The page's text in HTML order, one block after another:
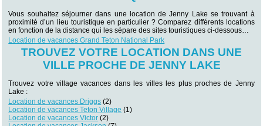
Vous souhaitez séjourner dans une location de Jenny Lake se trouvant à
proximité d’un lieu touristique en particulier ? Comparez différents locations
en fonction de la distance qui les sépare des sites touristiques ci-dessous…
Location de vacances Grand Teton National Park
TROUVEZ VOTRE LOCATION DANS UNE
VILLE PROCHE DE JENNY LAKE
Trouvez votre village vacances dans les villes les plus proches de Jenny
Lake :
Location de vacances Driggs (2)
Location de vacances Teton Village (1)
Location de vacances Victor (2)